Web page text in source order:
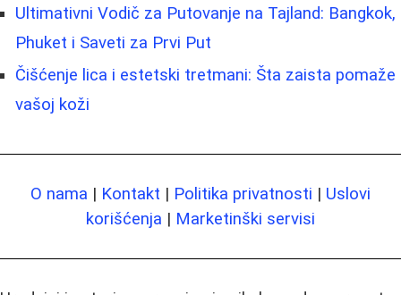
Ultimativni Vodič za Putovanje na Tajland: Bangkok,
Phuket i Saveti za Prvi Put
Čišćenje lica i estetski tretmani: Šta zaista pomaže
vašoj koži
O nama | Kontakt | Politika privatnosti | Uslovi
korišćenja | Marketinški servisi